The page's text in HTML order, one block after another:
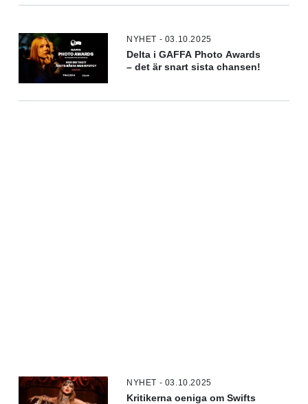
NYHET - 03.10.2025
Delta i GAFFA Photo Awards
– det är snart sista chansen!
NYHET - 03.10.2025
Kritikerna oeniga om Swifts